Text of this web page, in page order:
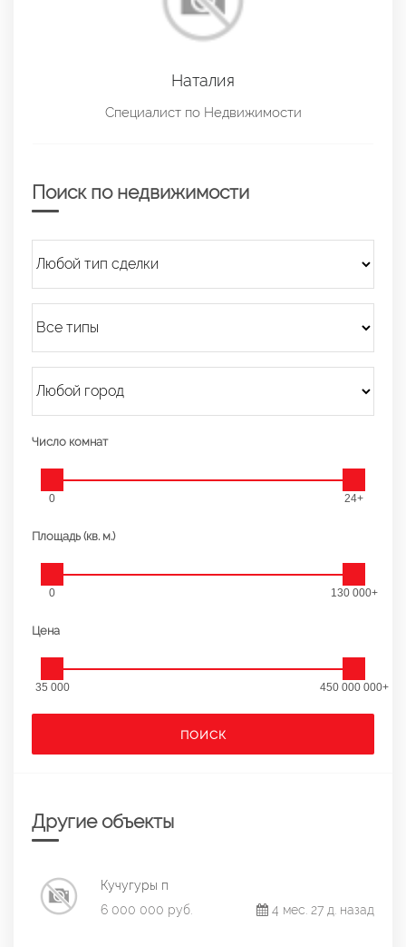
Наталия
Специалист по Недвижимости
Поиск по недвижимости
Число комнат
0 24+
Площадь (кв. м.)
0 130 000+
Цена
35 000 450 000 000+
ПОИСК
Другие объекты
Кучугуры п
6 000 000 руб.
4 мес. 27 д. назад